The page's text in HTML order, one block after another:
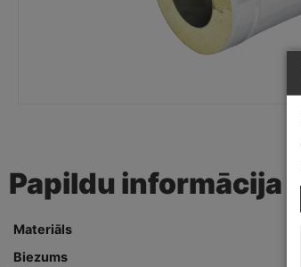
Papildu informācija
Materiāls
Biezums